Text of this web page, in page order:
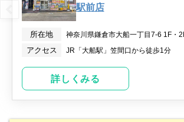
駅前店
所在地 神奈川県鎌倉市大船一丁目7-6 1F・
アクセス JR「大船駅」笠間口から徒歩1分
詳しくみる